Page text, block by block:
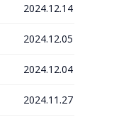
2024.12.14
2024.12.05
2024.12.04
2024.11.27